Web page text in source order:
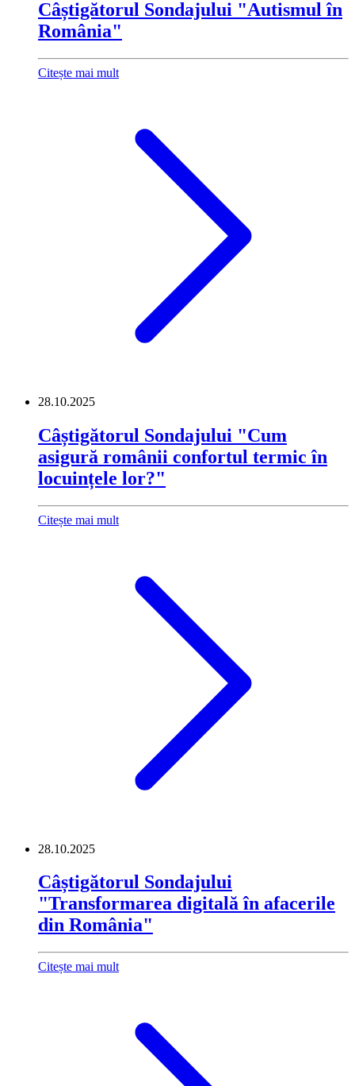
Câștigătorul Sondajului "Autismul în
România"
Citește mai mult
28.10.2025
Câștigătorul Sondajului "Cum
asigură românii confortul termic în
locuințele lor?"
Citește mai mult
28.10.2025
Câștigătorul Sondajului
"Transformarea digitală în afacerile
din România"
Citește mai mult